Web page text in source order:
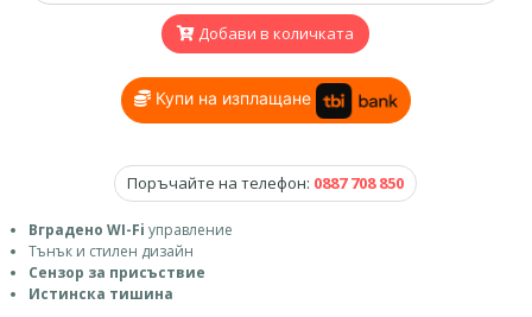
Добави в количката
Купи на изплащане
Поръчайте на телефон: 0887 708 850
Вградено WI-Fi управление
Тънък и стилен дизайн
Сензор за присъствие
Истинска тишина